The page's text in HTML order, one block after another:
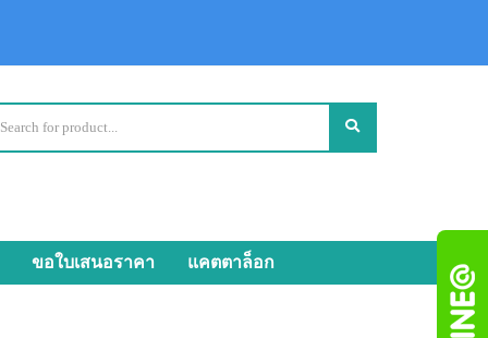
ขอใบเสนอราคา แคตตาล็อก